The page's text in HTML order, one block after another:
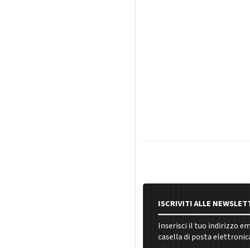
ISCRIVITI ALLE
Inserisci il tuo indirizzo
casella di posta